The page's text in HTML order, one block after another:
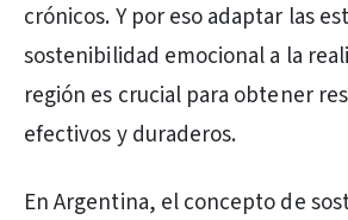
crónicos. Y por eso adaptar las
sostenibilidad emocional a la
región es crucial para obtener
efectivos y duraderos.
En Argentina, el concepto de